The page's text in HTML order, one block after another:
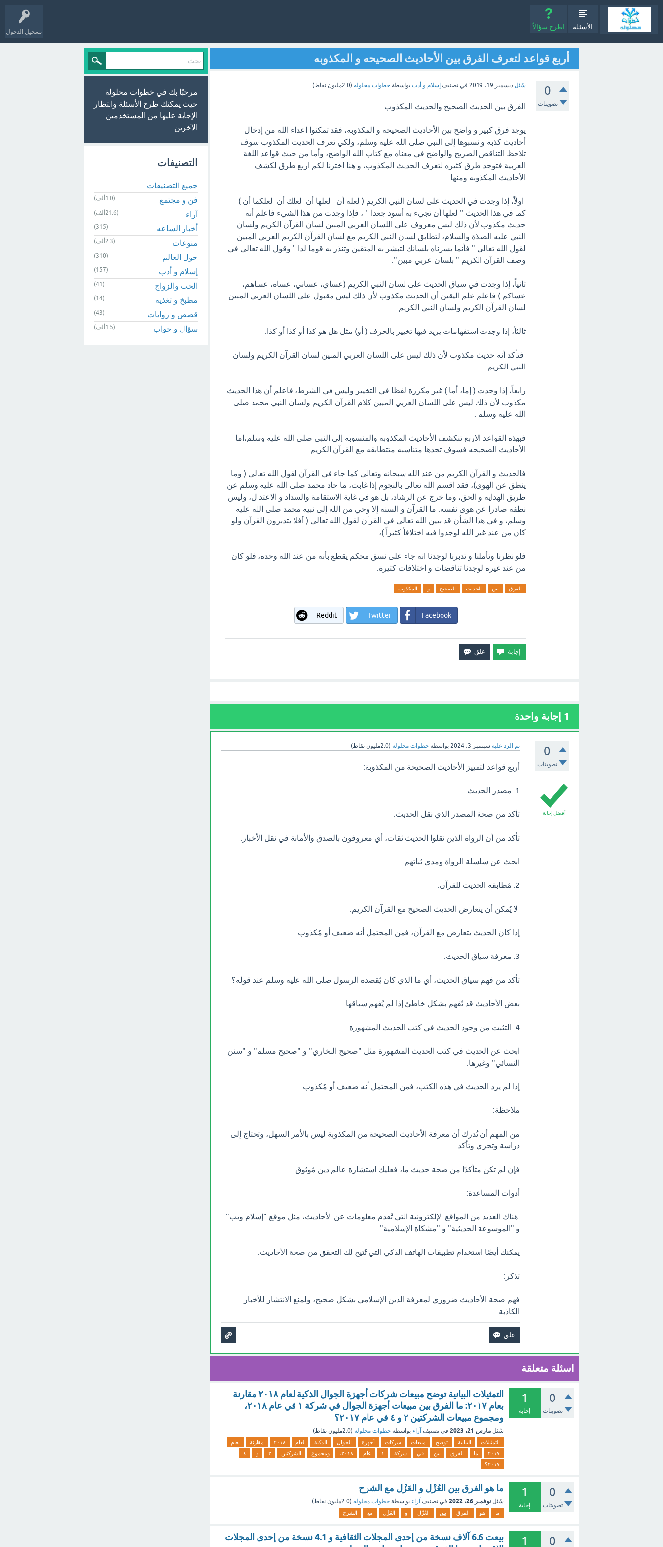
تسجيل الدخول
الأسئلة اطرح سؤالاً
أربع قواعد لتعرف الفرق بين الأحاديث الصحيحه و المكذوبه
0
تصويتات
سُئل ديسمبر 19، 2019 في تصنيف إسلام و أدب بواسطة خطوات محلوله (2.0مليون نقاط)
الفرق بين الحديث الصحيح والحديث المكذوب
يوجد فرق كبير و واضح بين الأحاديث الصحيحه و المكذوبه، فقد تمكنوا اعداء الله من إدخال
أحاديث كذبه و نسبوها إلى النبي صلى الله عليه وسلم، ولكي تعرف الحديث المكذوب سوف
تلاحظ التناقض الصريح والواضح في معناه مع كتاب الله الواضح، وأما من حيث قواعد اللغة
العربية فتوجد طرق كثيره لتعرف الحديث المكذوب، و هنا اخترنا لكم اربع طرق لكشف
الأحاديث المكذوبه ومنها.
اولاً، إذا وجدت في الحديث على لسان النبي الكريم ( لعله أن _لعلها أن_لعلك أن_لعلكما أن )
كما في هذا الحديث '' لعلها أن تجيء به أسود جعدا '' ، فإذا وجدت من هذا الشيء فاعلم أنه
حديث مكذوب لأن ذلك ليس معروف على اللسان العربي المبين لسان القرآن الكريم ولسان
النبي عليه الصلاة والسلام، لتطابق لسان النبي الكريم مع لسان القرآن الكريم العربي المبين
لقول الله تعالى " فأنما يسرناه بلسانك لتبشر به المتقين وتنذر به قوما لدا " وقول الله تعالى في
وصف القرآن الكريم " بلسان عربي مبين".
ثانياً، إذا وجدت في سياق الحديث على لسان النبي الكريم (عساي، عساني، عساه، عساهم،
عساكم ) فاعلم علم اليقين أن الحديث مكذوب لأن ذلك ليس مقبول على اللسان العربي المبين
لسان القرآن الكريم ولسان النبي الكريم.
ثالثاً، إذا وجدت استفهامات يريد فيها تخيير بالحرف ( أو) مثل هل هو كذا أو كذا أو كذا.
فتأكد أنه حديث مكذوب لأن ذلك ليس على اللسان العربي المبين لسان القرآن الكريم ولسان
النبي الكريم.
رابعاً، إذا وجدت ( إما، أما ) غير مكررة لفظا في التخيير وليس في الشرط، فاعلم أن هذا الحديث
مكذوب لأن ذلك ليس على اللسان العربي المبين كلام القرآن الكريم ولسان النبي محمد صلى
الله عليه وسلم .
فبهذه القواعد الاربع تنكشف الأحاديث المكذوبه والمنسوبه إلى النبي صلى الله عليه وسلم،اما
الأحاديث الصحيحه فسوف تجدها متناسبه متتطابقه مع القرآن الكريم.
فالحديث و القرآن الكريم من عند الله سبحانه وتعالى كما جاء في القرآن لقول الله تعالى ( وما
ينطق عن الهوى)، فقد اقسم الله تعالى بالنجوم إذا غابت، ما حاد محمد صلى الله عليه وسلم عن
طريق الهدايه و الحق، وما خرج عن الرشاد، بل هو في غاية الاستقامة والسداد و الاعتدال، وليس
نطقه صادرا عن هوى نفسه. ما القرآن و السنه إلا وحي من الله إلى نبيه محمد صلى الله عليه
وسلم، و في هذا الشأن قد بيين الله تعالى في القرآن لقول الله تعالى ( أفلا يتدبرون القرآن ولو
كان من عند غير الله لوجدوا فيه اختلافاً كثيراً )،
فلو نظرنا وتأملنا و تدبرنا لوجدنا انه جاء على نسق محكم يقطع بأنه من عند الله وحده، فلو كان
من عند غيره لوجدنا تناقضات و اختلافات كثيرة.
الفرق بين الحديث الصحيح و المكذوب
Facebook
Twitter
Reddit
1 إجابة واحدة
0
تصويتات
تم الرد عليه سبتمبر 3، 2024 بواسطة خطوات محلوله (2.0مليون نقاط)
أفضل إجابة
أربع قواعد لتمييز الأحاديث الصحيحة من المكذوبة:
1. مصدر الحديث:
تأكد من صحة المصدر الذي نقل الحديث.
تأكد من أن الرواة الذين نقلوا الحديث ثقات، أي معروفون بالصدق والأمانة في نقل الأخبار.
ابحث عن سلسلة الرواة ومدى ثباتهم.
2. مُطابقة الحديث للقرآن:
لا يُمكن أن يتعارض الحديث الصحيح مع القرآن الكريم.
إذا كان الحديث يتعارض مع القرآن، فمن المحتمل أنه ضعيف أو مُكذوب.
3. معرفة سياق الحديث:
تأكد من فهم سياق الحديث، أي ما الذي كان يُقصده الرسول صلى الله عليه وسلم عند قوله؟
بعض الأحاديث قد تُفهم بشكل خاطئ إذا لم يُفهم سياقها.
4. التثبت من وجود الحديث في كتب الحديث المشهورة:
ابحث عن الحديث في كتب الحديث المشهورة مثل "صحيح البخاري" و "صحيح مسلم" و "سنن
النسائي" وغيرها.
إذا لم يرد الحديث في هذه الكتب، فمن المحتمل أنه ضعيف أو مُكذوب.
ملاحظة:
من المهم أن تُدرك أن معرفة الأحاديث الصحيحة من المكذوبة ليس بالأمر السهل، وتحتاج إلى
دراسة وتحري وتأكد.
فإن لم تكن متأكدًا من صحة حديث ما، فعليك استشارة عالم دين مُوثوق.
أدوات المساعدة:
هناك العديد من المواقع الإلكترونية التي تُقدم معلومات عن الأحاديث، مثل موقع "إسلام ويب"
و "الموسوعة الحديثية" و "مشكاة الإسلامية".
يمكنك أيضًا استخدام تطبيقات الهاتف الذكي التي تُتيح لك التحقق من صحة الأحاديث.
تذكر:
فهم صحة الأحاديث ضروري لمعرفة الدين الإسلامي بشكل صحيح، ولمنع الانتشار للأخبار
الكاذبة.
اسئلة متعلقة
0
تصويتات
1
إجابة
التمثيلات البيانية توضح مبيعات شركات أجهزة الجوال الذكية لعام ۲۰۱۸ مقارنة
بعام ۲۰۱۷: ما الفرق بين مبيعات أجهزة الجوال في شركة ١ في عام ۲۰۱۸،
ومجموع مبيعات الشركتين ٢ و ٤ في عام ٢٠١٧؟
سُئل مارس 21، 2023 في تصنيف آراء بواسطة خطوات محلوله (2.0مليون نقاط)
التمثيلات البيانية توضح مبيعات شركات أجهزة الجوال الذكية لعام ۲۰۱۸ مقارنة
بعام
۲۰۱۷
ما الفرق بين في شركة ١ عام ۲۰۱۸، ومجموع الشركتين ٢ و
٤
٢٠١٧؟
0
تصويتات
1
إجابة
ما هو الفرق بين العُزْل و العَزْل مع الشرح
سُئل نوفمبر 26، 2022 في تصنيف آراء بواسطة خطوات محلوله (2.0مليون نقاط)
ما هو الفرق بين العُزْل و العَزْل مع الشرح
0
1
بيعت 6.6 آلاف نسخة من إحدى المجلات الثقافية و 4.1 نسخة من إحدى المجلات
مرحبًا بك في خطوات محلولة
حيث يمكنك طرح الأسئلة وانتظار
الإجابة عليها من المستخدمين
الآخرين.
التصنيفات
جميع التصنيفات
فن و مجتمع
(1.0ألف)
آراء (21.6ألف)
أخبار الساعه (315)
منوعات (2.3ألف)
حول العالم (310)
إسلام و أدب (157)
الحب والزواج (41)
مطبخ و تغذيه (14)
قصص و روايات (43)
سؤال و جواب (1.5ألف)